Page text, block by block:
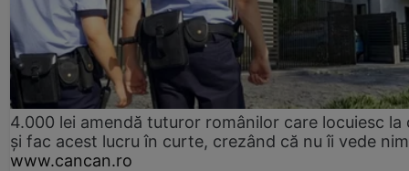
4.000 lei amendă tuturor românilor care locuiesc la
și fac acest lucru în curte, crezând că nu îi vede
www.cancan.ro